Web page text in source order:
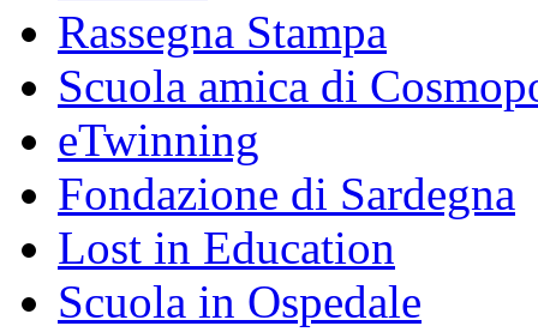
Rassegna Stampa
Scuola amica di
eTwinning
Fondazione di Sardegna
Lost in Education
Scuola in Ospedale